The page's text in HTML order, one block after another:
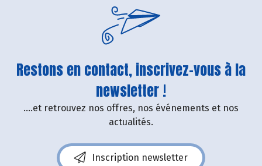
Restons en contact, inscrivez-vous à la
newsletter !
....et retrouvez nos offres, nos événements et nos
actualités.
Inscription newsletter